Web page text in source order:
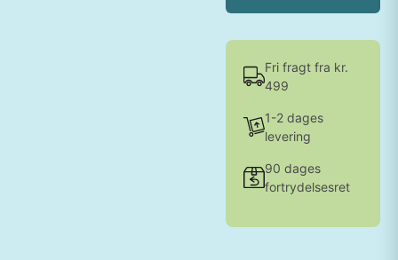
Fri fragt fra kr.
499
1-2 dages
levering
90 dages
fortrydelsesret